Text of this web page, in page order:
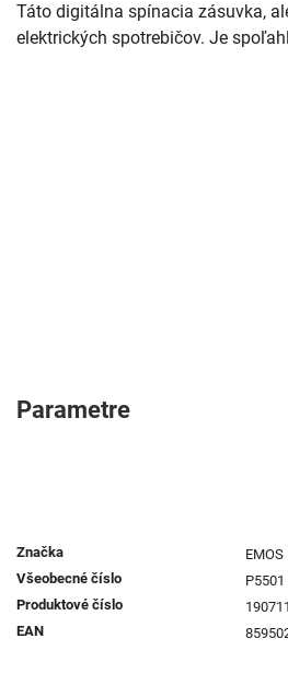
Táto digitálna spínacia zásuvka,
elektrických spotrebičov. Je
Parametre
Značka
EMOS
Všeobecné číslo
P5501
Produktové číslo
EAN